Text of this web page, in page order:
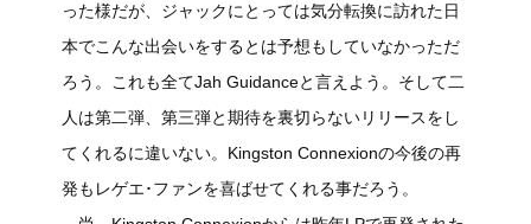
った様だが、ジャックにとっては気分転換に訪れた日
本でこんな出会いをするとは予想もしていなかっただ
ろう。これも全てJah Guidanceと言えよう。そして二
人は第二弾、第三弾と期待を裏切らないリリースをし
てくれるに違いない。Kingston Connexionの今後の再
発もレゲエ･ファンを喜ばせてくれる事だろう。